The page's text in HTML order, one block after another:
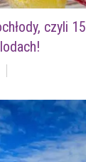
czyli 15